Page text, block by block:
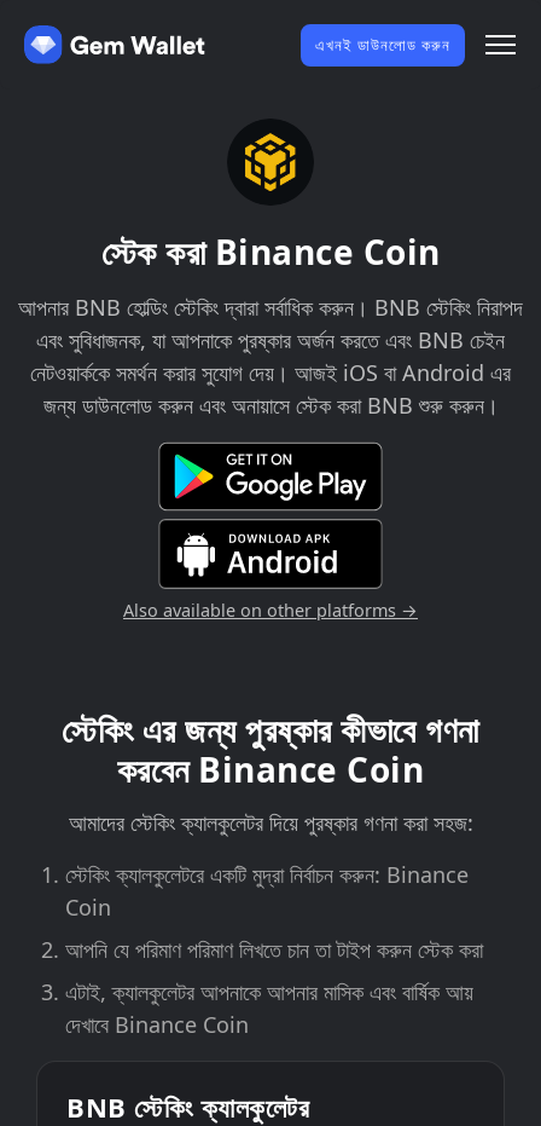
এখনই ডাউনলোড করুন
স্টেক করা Binance Coin
আপনার BNB হোল্ডিং স্টেকিং দ্বারা সর্বাধিক করুন। BNB স্টেকিং নিরাপদ
এবং সুবিধাজনক, যা আপনাকে পুরষ্কার অর্জন করতে এবং BNB চেইন
নেটওয়ার্ককে সমর্থন করার সুযোগ দেয়। আজই iOS বা Android এর
জন্য ডাউনলোড করুন এবং অনায়াসে স্টেক করা BNB শুরু করুন।
Also available on other platforms →
স্টেকিং এর জন্য পুরষ্কার কীভাবে গণনা
করবেন Binance Coin
আমাদের স্টেকিং ক্যালকুলেটর দিয়ে পুরষ্কার গণনা করা সহজ:
স্টেকিং ক্যালকুলেটরে একটি মুদ্রা নির্বাচন করুন: Binance
Coin
আপনি যে পরিমাণ পরিমাণ লিখতে চান তা টাইপ করুন স্টেক করা
এটাই, ক্যালকুলেটর আপনাকে আপনার মাসিক এবং বার্ষিক আয়
দেখাবে Binance Coin
BNB স্টেকিং ক্যালকুলেটর